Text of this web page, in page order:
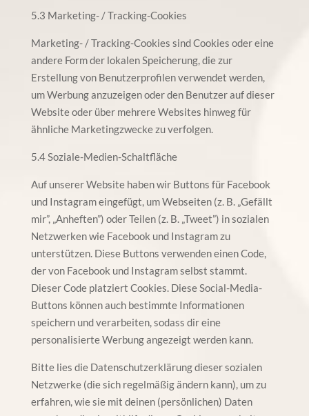
5.3 Marketing- / Tracking-Cookies
Marketing- / Tracking-Cookies sind Cookies oder eine
andere Form der lokalen Speicherung, die zur
Erstellung von Benutzerprofilen verwendet werden,
um Werbung anzuzeigen oder den Benutzer auf dieser
Website oder über mehrere Websites hinweg für
ähnliche Marketingzwecke zu verfolgen.
5.4 Soziale-Medien-Schaltfläche
Auf unserer Website haben wir Buttons für Facebook
und Instagram eingefügt, um Webseiten (z. B. „Gefällt
mir”, „Anheften”) oder Teilen (z. B. „Tweet”) in sozialen
Netzwerken wie Facebook und Instagram zu
unterstützen. Diese Buttons verwenden einen Code,
der von Facebook und Instagram selbst stammt.
Dieser Code platziert Cookies. Diese Social-Media-
Buttons können auch bestimmte Informationen
speichern und verarbeiten, sodass dir eine
personalisierte Werbung angezeigt werden kann.
Bitte lies die Datenschutzerklärung dieser sozialen
Netzwerke (die sich regelmäßig ändern kann), um zu
erfahren, wie sie mit deinen (persönlichen) Daten